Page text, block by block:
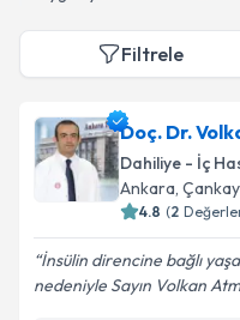
Filtrele
Doç. Dr.
Dahiliye - İç
Ankara,
4.8 (2
İnsülin direncine bağlı
nedeniyle Sayın Volkan